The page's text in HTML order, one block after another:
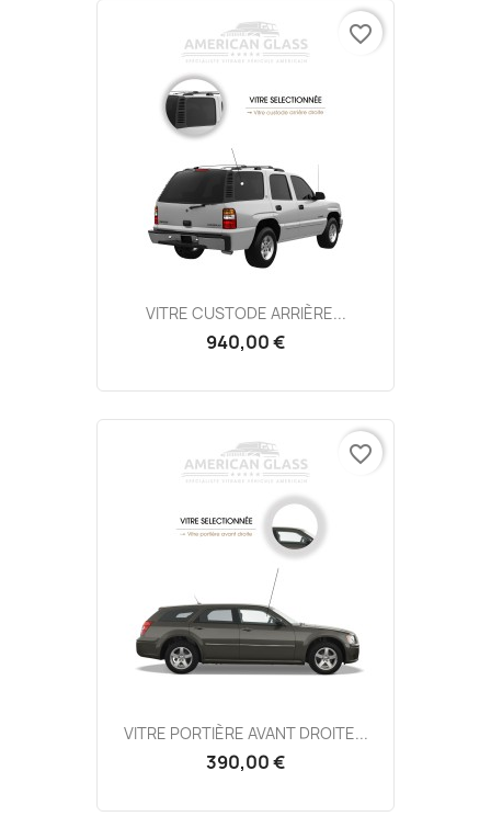
VITRE CUSTODE ARRIÈRE...
940,00 €
favorite_border
VITRE PORTIÈRE AVANT DROITE...
390,00 €
favorite_border